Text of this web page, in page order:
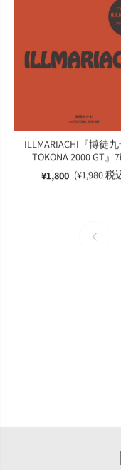
ILLMARIACHI『博徒
TOKONA 2000 GT』
¥1,800 (¥1,980 税